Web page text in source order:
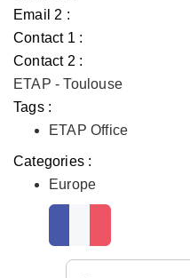
Email 2 :
Contact 1 :
Contact 2 :
ETAP - Toulouse
Tags :
ETAP Office
Categories :
Europe